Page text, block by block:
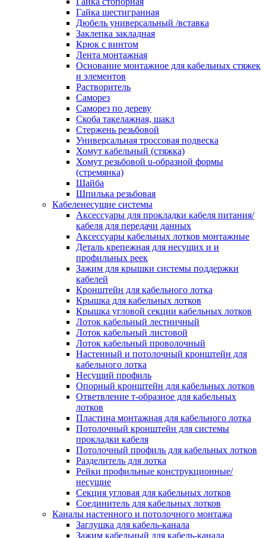
канала в стену/потолок/щит
Соединитель на стык для
кабель-канала
Соединитель/накладка на стык для
кабель-канала
Угол внешний для кабель-канала
Угол внешний для настенного
канала
Угол т-образный для кабель-
Колодки клеммные
Аксессуары для клеммной
Колодка заземления клеммная
Нулевая шина
Одно-многополюсная клеммная
разделительная для клеммной
Проходная клеммная колодка
Торцевая клемма клеммной
Короба кабельные
Короб распределительный
Материал монтажный
Держатель кабельный зажимной
Зажим балочный
Зажим/клипса для крепления труб
Скоба крепежная
Скоба с гвоздем
Соединитель провода
Материалы для подключения
Аксессуары для
коробок/корпусов для монтажа в
и в потолке
Зажим безвинтовой клеммный
Коробка клеммная
Коробка распределительная для
Крышка для распределительной
коробки/корпуса для монтажа в
в потолке
Распределительная коробка/
монтажа в стене и в потолке
Распределительная коробка/
Система электромонтажных колонн
Электромонтажная колонна
Системы ввода для кабелей и проводов
Ввод кабельный/сальник
Уплотнитель для кабельного
Гайка шестигранная
Дюбель универсальный /вставка
Заклепка закладная
Крюк с винтом
Лента монтажная
Основание монтажное для кабельных стяжек
и элементов
Растворитель
Саморез
Саморез по дереву
Скоба такелажная, шакл
Стержень резьбовой
Универсальная троссовая подвеска
Хомут кабельный (стяжка)
Хомут резьбовой u-образной формы
(стремянка)
Шайба
Шпилька резьбовая
Кабеленесущие системы
Аксессуары для прокладки кабеля питания/
кабеля для передачи данных
Аксессуары кабельных лотков монтажные
Деталь крепежная для несущих и и
профильных реек
Зажим для крышки системы поддержки
кабелей
Кронштейн для кабельного лотка
Крышка для кабельных лотков
Крышка угловой секции кабельных лотков
Лоток кабельный лестничный
Лоток кабельный листовой
Лоток кабельный проволочный
Настенный и потолочный кронштейн для
кабельного лотка
Несущий профиль
Опорный кронштейн для кабельных лотков
Ответвление т-образное для кабельных
лотков
Пластина монтажная для кабельного лотка
Потолочный кронштейн для системы
прокладки кабеля
Потолочный профиль для кабельных лотков
Разделитель для лотка
Рейки профильные конструкционные/
несущие
Секция угловая для кабельных лотков
Соединитель для кабельных лотков
Каналы настенного и потолочного монтажа
Заглушка для кабель-канала
Зажим кабельный для кабель-канала